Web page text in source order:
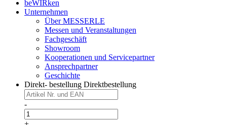
beWIRken
Unternehmen
Über MESSERLE
Messen und Veranstaltungen
Fachgeschäft
Showroom
Kooperationen und Servicepartner
Ansprechpartner
Geschichte
Direkt- bestellung Direktbestellung
-